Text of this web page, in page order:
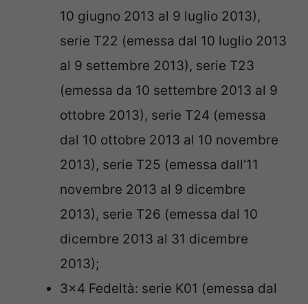
10 giugno 2013 al 9 luglio 2013),
serie T22 (emessa dal 10 luglio 2013
al 9 settembre 2013), serie T23
(emessa da 10 settembre 2013 al 9
ottobre 2013), serie T24 (emessa
dal 10 ottobre 2013 al 10 novembre
2013), serie T25 (emessa dall’11
novembre 2013 al 9 dicembre
2013), serie T26 (emessa dal 10
dicembre 2013 al 31 dicembre
2013);
3×4 Fedeltà: serie K01 (emessa dal